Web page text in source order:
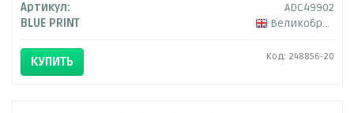
Артикул:
ADC49902
BLUE PRINT
Великобритания
КУПИТЬ Код: 248856-20